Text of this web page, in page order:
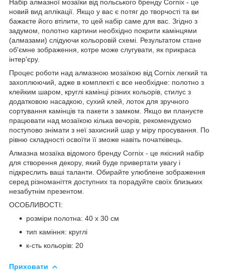
Набір алмазної мозаїки від польського бренду Cornix - це
новий вид аплікації. Якщо у вас є потяг до творчості та ви
бажаєте його втілити, то цей набір саме для вас. Згідно з
задумом, полотно картини необхідно покрити камінцями
(алмазами) слідуючи кольоровій схемі. Результатом стане
об'ємне зображення, котре може слугувати, як прикраса
інтер'єру.
Процес роботи над алмазною мозаїкою від Cornix легкий та
захоплюючий, адже в комплекті є все необхідне: полотно з
клейким шаром, круглі камінці різних кольорів, стилус з
додатковою насадкою, сухий клей, лоток для зручного
сортування камінців та пакети з замком. Якщо ви плануєте
працювати над мозаїкою кілька вечорів, рекомендуємо
поступово знімати з неї захисний шар у міру просування. По
рівню складності освоїти її зможе навіть початківець.
Алмазна мозаїка відомого бренду Cornix - це якісний набір
для створення декору, який буде привертати увагу і
підкреслить ваші таланти. Обирайте улюблене зображення
серед різноманіття доступних та порадуйте своїх близьких
незабутнім презентом.
ОСОБЛИВОСТІ:
розміри полотна: 40 x 30 см
тип каміння: круглі
к-сть кольорів: 20
Приховати